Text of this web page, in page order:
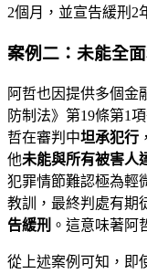
2個月，並宣告緩刑2
案例二：未能全
阿哲也因提供多個金
防制法》第19條第1
哲在審判中坦承犯行
他未能與所有被害人
犯罪情節難認極為輕
教訓，最終判處有期
告緩刑 。這意味著阿
從上述案例可知，即